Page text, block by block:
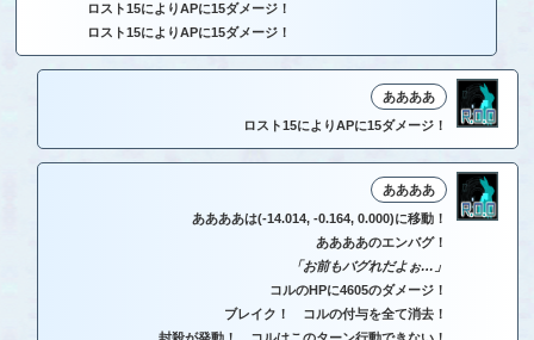
ロスト15によりAPに15ダメージ！
ロスト15によりAPに15ダメージ！
ああああ
ロスト15によりAPに15ダメージ！
ああああ
ああああは(-14.014, -0.164, 0.000)に移動！
ああああのエンバグ！
「お前もバグれだよぉ…」
コルのHPに4605のダメージ！
ブレイク！ コルの付与を全て消去！